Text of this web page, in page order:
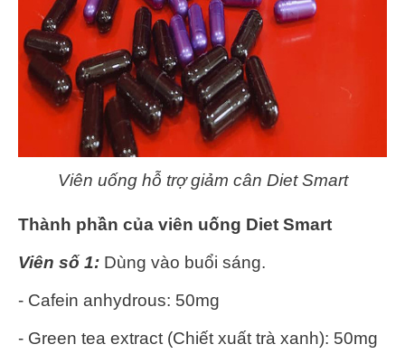
Viên uống hỗ trợ giảm cân Diet Smart
Thành phần của viên uống Diet Smart
Viên số 1: Dùng vào buổi sáng.
- Cafein anhydrous: 50mg
- Green tea extract (Chiết xuất trà xanh): 50mg